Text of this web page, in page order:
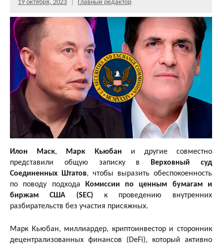
19 октября, 2023 Главный редактор
Илон Маск, Марк Кьюбан и другие совместно
представили общую записку в
Верховный суд
Соединенных Штатов, чтобы выразить обеспокоенность
по поводу подхода
Комиссии по ценным бумагам и
биржам США (SEC) к проведению внутренних
разбирательств без участия присяжных.
Марк Кьюбан, миллиардер, криптоинвестор и сторонник
децентрализованных финансов (DeFi), который активно